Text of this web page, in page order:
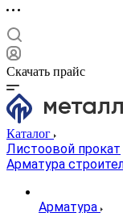
Скачать прайс
Каталог
Листоовой прокат
Арматура
Арматура